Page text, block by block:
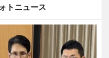
トニュース